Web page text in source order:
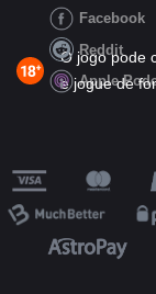
Facebook
Reddit
Apple
O jogo pode
e jogue de